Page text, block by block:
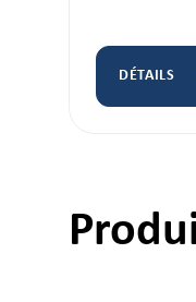
DÉTAILS
Ignorer la galerie